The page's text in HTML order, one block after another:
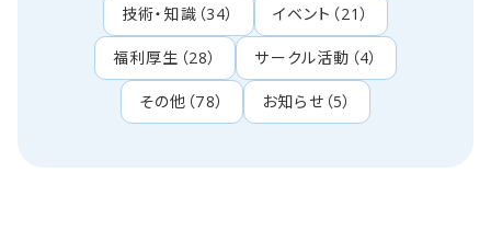
技術・知識 （34） イベント （21）
福利厚生 （28） サークル活動 （4）
その他 （78） お知らせ （5）